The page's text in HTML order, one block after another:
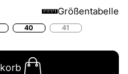
Größentabelle
40 41